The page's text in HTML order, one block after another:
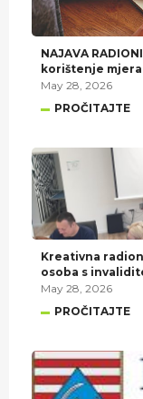
NAJAVA RADIONICE „Pokretanje
korištenje mjera
May 28, 2026
PROČITAJTE
Kreativna
osoba s
May 28, 2026
PROČITAJTE